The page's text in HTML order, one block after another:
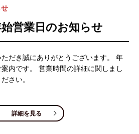
営業日のお知らせ
だき誠にありがとうございます。 年
内です。 営業時間の詳細に関しまし
さい。
詳細を見る